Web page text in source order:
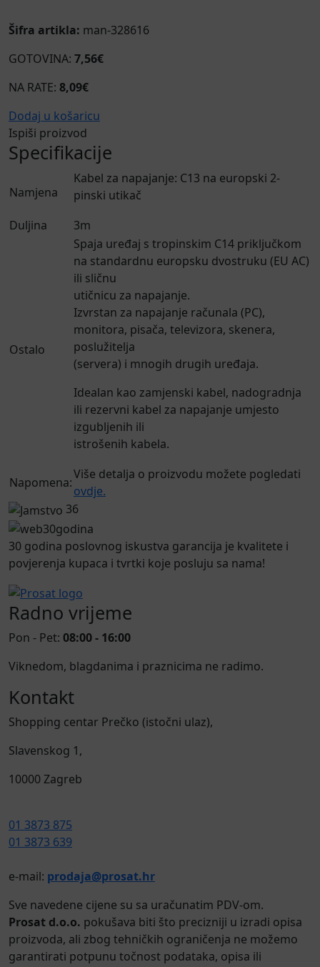
Šifra artikla: man-328616
GOTOVINA: 7,56€
NA RATE: 8,09€
Dodaj u košaricu
Ispiši proizvod
Specifikacije
Namjena
Kabel za napajanje: C13 na europski 2-
pinski utikač
Duljina
3m
Ostalo
Spaja uređaj s tropinskim C14 priključkom
na standardnu europsku dvostruku (EU AC)
ili sličnu
utičnicu za napajanje.
Izvrstan za napajanje računala (PC),
monitora, pisača, televizora, skenera,
poslužitelja
(servera) i mnogih drugih uređaja.
Idealan kao zamjenski kabel, nadogradnja
ili rezervni kabel za napajanje umjesto
izgubljenih ili
istrošenih kabela.
Napomena:
Više detalja o proizvodu možete pogledati
ovdje.
36
30 godina poslovnog iskustva garancija je kvalitete i
povjerenja kupaca i tvrtki koje posluju sa nama!
Radno vrijeme
Pon - Pet: 08:00 - 16:00
Viknedom, blagdanima i praznicima ne radimo.
Kontakt
Shopping centar Prečko (istočni ulaz),
Slavenskog 1,
10000 Zagreb
01 3873 875
01 3873 639
e-mail: prodaja@prosat.hr
Sve navedene cijene su sa uračunatim PDV-om.
Prosat d.o.o. pokušava biti što precizniji u izradi opisa
proizvoda, ali zbog tehničkih ograničenja ne možemo
garantirati potpunu točnost podataka, opisa ili